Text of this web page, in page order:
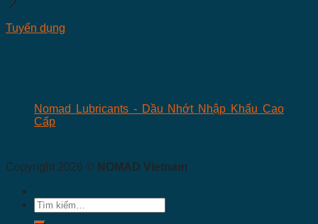
Tuyển dụng
Nomad Lubricants - Dầu Nhớt Nhập Khẩu Cao
Cấp
Copyright 2026 © NOMAD Vietnam
Tìm
kiếm: